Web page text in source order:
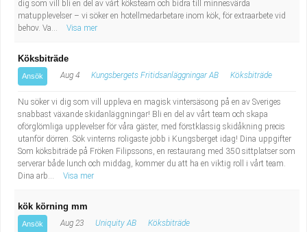
Undersköterska, vård- o specialavd. o mottagning
Administrativ assistent
Lärare i gymnasiet
dig som vill bli en del av vårt köksteam och bidra till minnesvärda
matupplevelser – vi söker en hotellmedarbetare inom kök, för extraarbete vid
behov. Va...
Visa mer
Köksbiträde
Ansök Aug 4 Kungsbergets Fritidsanläggningar AB Köksbiträde
Nu söker vi dig som vill uppleva en magisk vintersäsong på en av Sveriges
snabbast växande skidanläggningar! Bli en del av vårt team och skapa
oförglömliga upplevelser för våra gäster, med förstklassig skidåkning precis
utanför dörren. Sök vinterns roligaste jobb i Kungsberget idag! Dina uppgifter
Som köksbiträde på Fröken Filipssons, en restaurang med 350 sittplatser som
serverar både lunch och middag, kommer du att ha en viktig roll i vårt team.
Dina arb...
Visa mer
kök körning mm
Ansök Aug 23 Uniquity AB Köksbiträde